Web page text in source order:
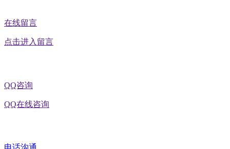
在线留言
点击进入留言
QQ咨询
QQ在线咨询
电话沟通